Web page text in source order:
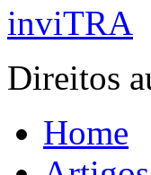
inviTRA
Direitos
Home